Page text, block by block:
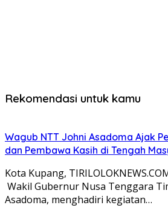
Rekomendasi untuk kamu
Wagub NTT Johni Asadoma Ajak
dan Pembawa Kasih di Tengah
Kota Kupang,
Wakil Gubernur Nusa Tenggara
Asadoma, menghadiri kegiatan…